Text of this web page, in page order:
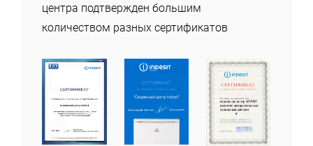
центра подтвержден большим
количеством разных сертификатов